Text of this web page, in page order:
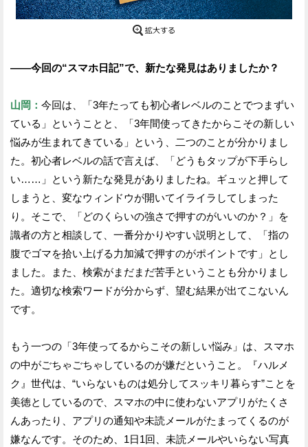
——今回の“スマホ日記”で、新たな発見はありましたか？
山岡： 今回は、「3年たっても初心者レベルのことでつまずい
ている」ということと、「3年間使ってきたからこその新しい
悩みが生まれてきている」という、二つのことが分かりまし
た。初心者レベルの話で言えば、「どうもタップが下手らし
い……」という新たな発見がありましたね。ギュッと押して
しまうと、変なウィンドウが開いてイライラしてしまった
り。そこで、「どのくらいの強さで押すのがいいのか？」を
識者の方と相談して、一番分かりやすい説明として、「指の
腹でゴマを拾い上げる力加減で押すのがポイントです」とし
ました。また、検索がまだまだ苦手ということも分かりまし
た。適切な検索ワードが分からず、望む結果が出てこないん
です。
もう一つの「3年使ってるからこその新しい悩み」は、スマホ
の中がごちゃごちゃしているのが嫌だということ。『ハルメ
ク』世代は、“いらないものは処分してスッキリ暮らす”ことを
美徳としているので、スマホの中に使わないアプリがたくさ
んあったり、アプリの通知や未読メールがたまってくるのが
嫌なんです。そのため、1日1回、未読メールやいらない写真